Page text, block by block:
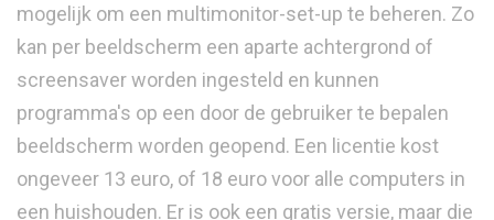
mogelijk om een multimonitor-set-up te beheren. Zo
kan per beeldscherm een aparte achtergrond of
screensaver worden ingesteld en kunnen
programma's op een door de gebruiker te bepalen
beeldscherm worden geopend. Een licentie kost
ongeveer 13 euro, of 18 euro voor alle computers in
een huishouden. Er is ook een gratis versie, maar die